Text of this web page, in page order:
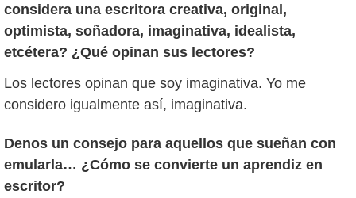
considera una escritora creativa, original,
optimista, soñadora, imaginativa, idealista,
etcétera? ¿Qué opinan sus lectores?
Los lectores opinan que soy imaginativa. Yo me
considero igualmente así, imaginativa.
Denos un consejo para aquellos que sueñan con
emularla… ¿Cómo se convierte un aprendiz en
escritor?